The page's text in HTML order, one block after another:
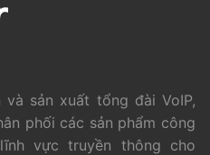
sản xuất tổng đài VoIP,
phối các sản phẩm công
vực truyền thông cho